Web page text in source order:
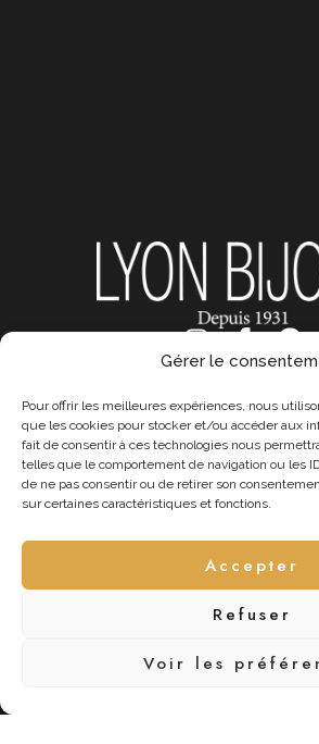
Gérer le
Pour offrir les meilleures expériences, nous
que les cookies pour stocker et/ou accéder aux
fait de consentir à ces technologies nous
telles que le comportement de navigation ou les
de ne pas consentir ou de retirer son
sur certaines caractéristiques et fonctions.
Accepter
Refuser
Voir les
I
n
t
a
g
r
m
F
a
e
b
o
o
-
f
G
o
g
l
e